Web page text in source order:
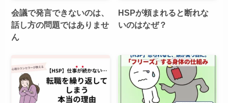
会議で発言できないのは、
話し方の問題ではありませ
ん
HSPが頼まれると断れな
いのはなぜ？